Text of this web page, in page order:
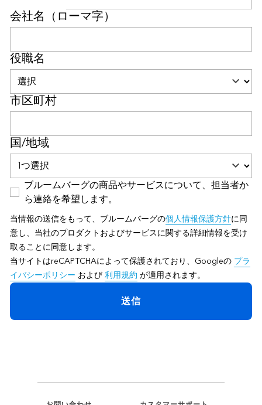
会社名（ローマ字）
役職名
市区町村
国/地域
ブルームバーグの商品やサービスについて、担当者か
ら連絡を希望します。
当情報の送信をもって、ブルームバーグの個人情報保護方針に同
意し、当社のプロダクトおよびサービスに関する詳細情報を受け
取ることに同意します。
当サイトはreCAPTCHAによって保護されており、Googleの プラ
イバシーポリシー および 利用規約 が適用されます。
送信